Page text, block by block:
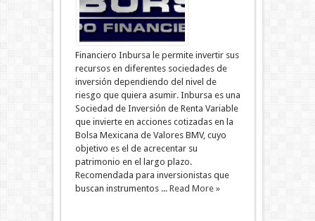
Financiero Inbursa le permite invertir sus
recursos en diferentes sociedades de
inversión dependiendo del nivel de
riesgo que quiera asumir. Inbursa es una
Sociedad de Inversión de Renta Variable
que invierte en acciones cotizadas en la
Bolsa Mexicana de Valores BMV, cuyo
objetivo es el de acrecentar su
patrimonio en el largo plazo.
Recomendada para inversionistas que
buscan instrumentos ... Read More »